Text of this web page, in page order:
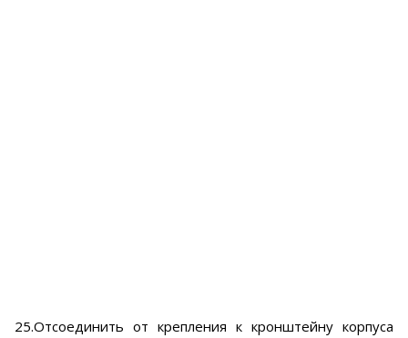
25.Отсоединить от крепления к кронштейну корпуса